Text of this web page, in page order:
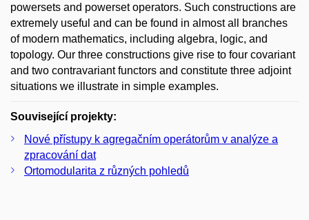
powersets and powerset operators. Such constructions are
extremely useful and can be found in almost all branches
of modern mathematics, including algebra, logic, and
topology. Our three constructions give rise to four covariant
and two contravariant functors and constitute three adjoint
situations we illustrate in simple examples.
Související projekty:
Nové přístupy k agregačním operátorům v analýze a
zpracování dat
Ortomodularita z různých pohledů